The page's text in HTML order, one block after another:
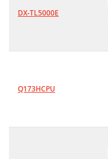
DX-TL5000E
Q173HCPU